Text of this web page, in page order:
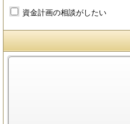
資金計画の相談がしたい